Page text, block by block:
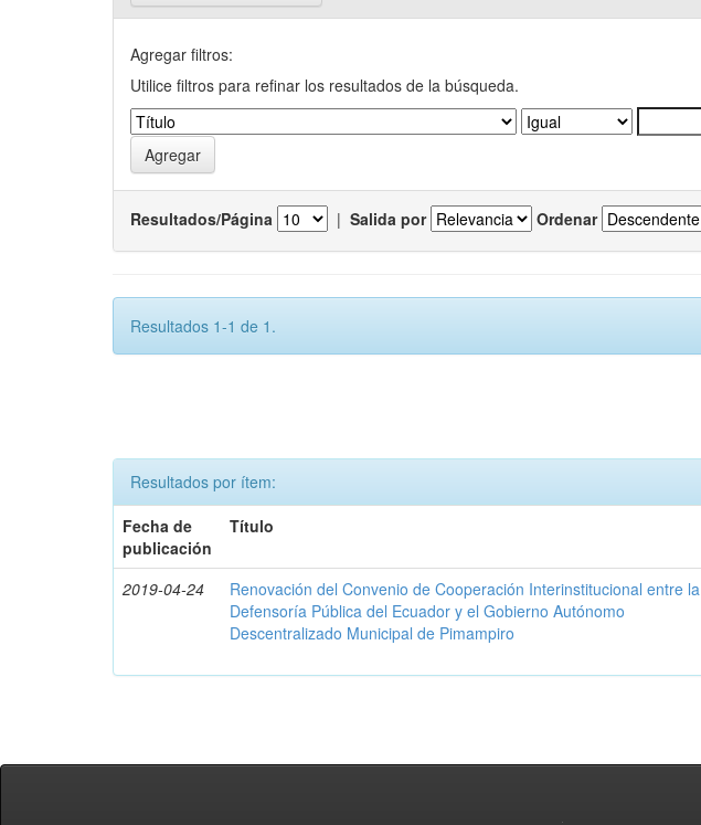
Agregar filtros:
Utilice filtros para refinar los resultados de la búsqueda.
Resultados/Página | Salida por Ordenar
Resultados 1-1 de 1.
Resultados por ítem:
Fecha de
publicación
Título
2019-04-24
Renovación del Convenio de Cooperación Interinstitucional entre la
Defensoría Pública del Ecuador y el Gobierno Autónomo
Descentralizado Municipal de Pimampiro